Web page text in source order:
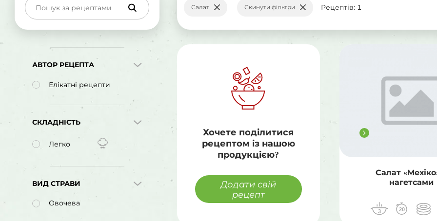
АВТОР РЕЦЕПТА
Елікатні рецепти
СКЛАДНІСТЬ
Легко
ВИД СТРАВИ
Овочева
Салат Скинути фільтри Рецептів: 1
Хочете поділитися
рецептом із нашою
продукцією?
Додати свій
рецепт
Читати
Салат
нагетсами
3 20